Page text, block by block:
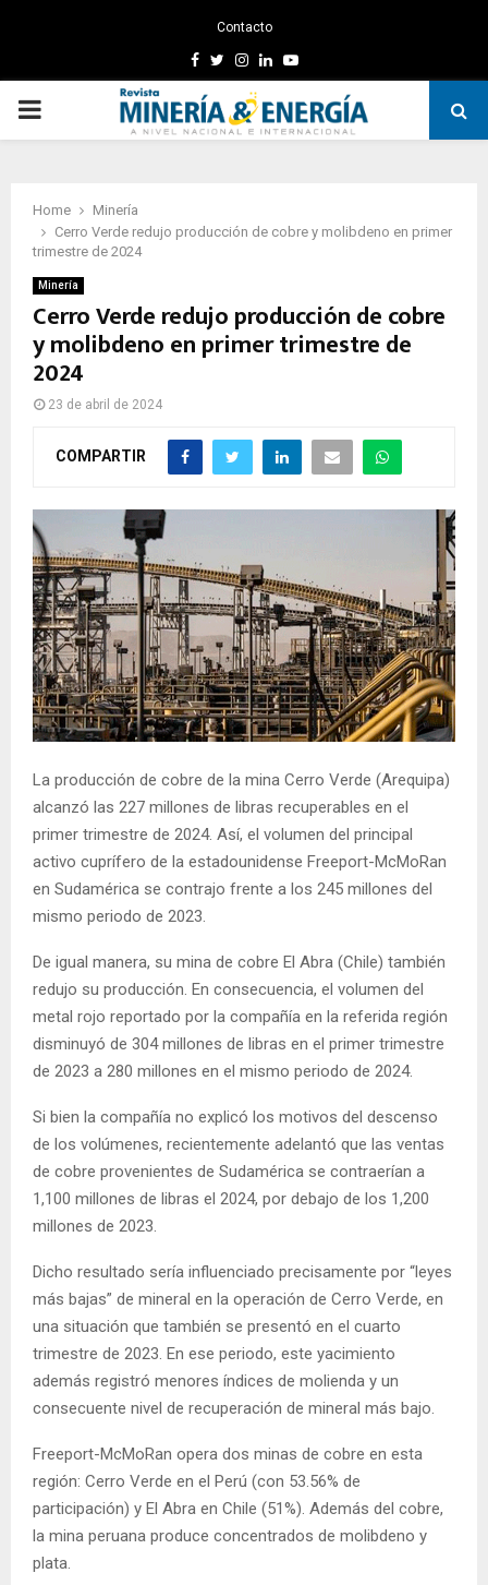
Contacto
Facebook
TwitterInstagram
LinkedinYoutube
PRIMARY
Home
Minería
Cerro Verde redujo producción de cobre y molibdeno en primer
trimestre de 2024
Minería
Cerro Verde redujo producción de cobre
y molibdeno en primer trimestre de
2024
23 de abril de 2024
COMPARTIR
La producción de cobre de la mina Cerro Verde (Arequipa)
alcanzó las 227 millones de libras recuperables en el
primer trimestre de 2024. Así, el volumen del principal
activo cuprífero de la estadounidense Freeport-McMoRan
en Sudamérica se contrajo frente a los 245 millones del
mismo periodo de 2023.
De igual manera, su mina de cobre El Abra (Chile) también
redujo su producción. En consecuencia, el volumen del
metal rojo reportado por la compañía en la referida región
disminuyó de 304 millones de libras en el primer trimestre
de 2023 a 280 millones en el mismo periodo de 2024.
Si bien la compañía no explicó los motivos del descenso
de los volúmenes, recientemente adelantó que las ventas
de cobre provenientes de Sudamérica se contraerían a
1,100 millones de libras el 2024, por debajo de los 1,200
millones de 2023.
Dicho resultado sería influenciado precisamente por “leyes
más bajas” de mineral en la operación de Cerro Verde, en
una situación que también se presentó en el cuarto
trimestre de 2023. En ese periodo, este yacimiento
además registró menores índices de molienda y un
consecuente nivel de recuperación de mineral más bajo.
Freeport-McMoRan opera dos minas de cobre en esta
región: Cerro Verde en el Perú (con 53.56% de
participación) y El Abra en Chile (51%). Además del cobre,
la mina peruana produce concentrados de molibdeno y
plata.